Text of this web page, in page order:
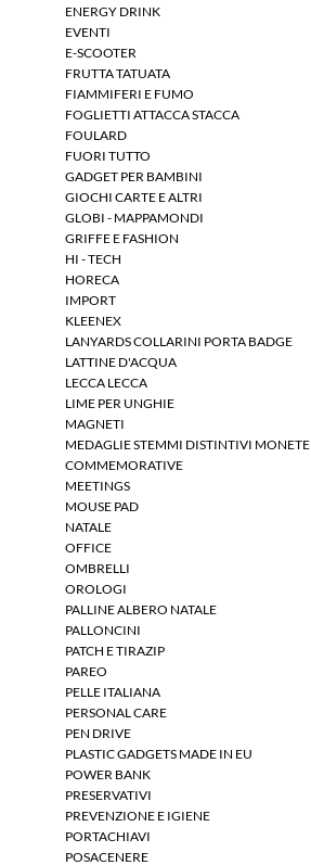
ENERGY DRINK
EVENTI
E-SCOOTER
FRUTTA TATUATA
FIAMMIFERI E FUMO
FOGLIETTI ATTACCA STACCA
FOULARD
FUORI TUTTO
GADGET PER BAMBINI
GIOCHI CARTE E ALTRI
GLOBI - MAPPAMONDI
GRIFFE E FASHION
HI - TECH
HORECA
IMPORT
KLEENEX
LANYARDS COLLARINI PORTA BADGE
LATTINE D'ACQUA
LECCA LECCA
LIME PER UNGHIE
MAGNETI
MEDAGLIE STEMMI DISTINTIVI MONETE
COMMEMORATIVE
MEETINGS
MOUSE PAD
NATALE
OFFICE
OMBRELLI
OROLOGI
PALLINE ALBERO NATALE
PALLONCINI
PATCH E TIRAZIP
PAREO
PELLE ITALIANA
PERSONAL CARE
PEN DRIVE
PLASTIC GADGETS MADE IN EU
POWER BANK
PRESERVATIVI
PREVENZIONE E IGIENE
PORTACHIAVI
POSACENERE